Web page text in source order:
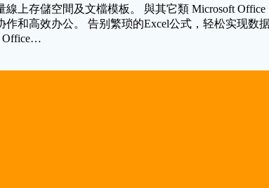
上存儲空間及文檔模板。 與其它類 Microsoft
和高效办公。 告别繁琐的Excel公式，轻松实现
Office…